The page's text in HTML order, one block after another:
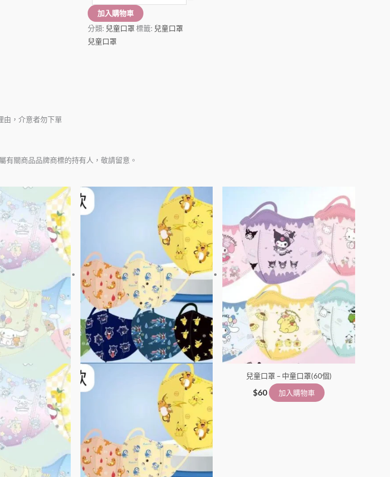
加入購物車
分類: 兒童口罩 標籤: 兒童口罩
兒童口罩
由，介意者勿下單
有關商品品牌商標的持有人，敬請留意。
兒童口罩 – 中童口罩(60個)
$60 加入購物車